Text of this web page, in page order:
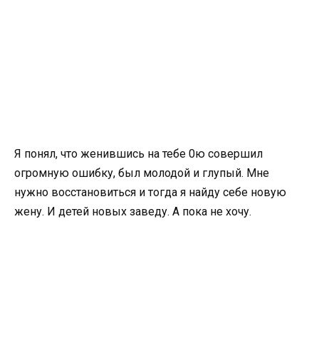
Я понял, что женившись на тебе 0ю совершил
огромную ошибку, был молодой и глупый. Мне
нужно восстановиться и тогда я найду себе новую
жену. И детей новых заведу. А пока не хочу.